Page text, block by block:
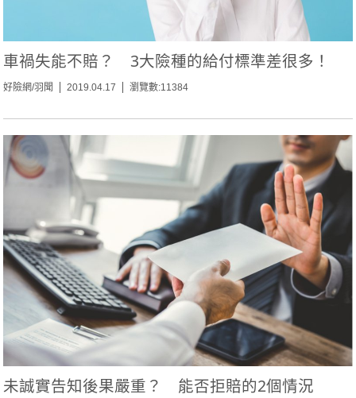
車禍失能不賠？ 3大險種的給付標準差很多！
好險網/羽聞 2019.04.17 瀏覽數:11384
未誠實告知後果嚴重？ 能否拒賠的2個情況